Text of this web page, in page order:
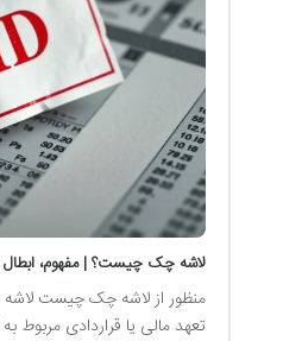
لاشه چک چیست؟ | مفهوم،
منظور از لاشه چک چیست
تعهد مالی یا قراردادی مربوط